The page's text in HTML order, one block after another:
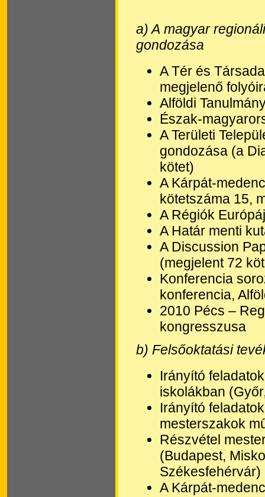
a) A magyar
gondozása
A Tér és
megjelenő
Alföldi
Észak-
A Területi
gondozása (a
kötet)
A Kárpát-
kötetszáma 15,
A Régiók
A Határ menti
A Discussion
(megjelent 72
Konferencia
konferencia,
2010 Pécs –
kongresszusa
b) Felsőoktatási
Irányító
iskolákban
Irányító
mesterszakok
Részvétel
(Budapest,
Székesfehérvár)
A Kárpát-